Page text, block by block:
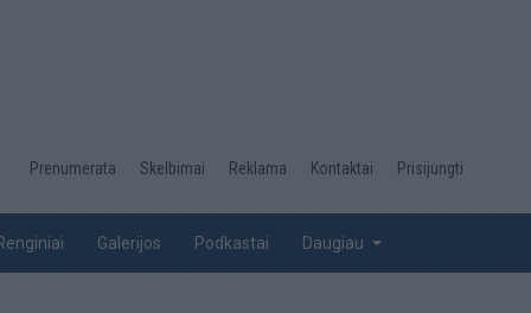
Desktop
top
Prenumerata Skelbimai Reklama Kontaktai Prisijungti
Galerijos Podkastai Daugiau